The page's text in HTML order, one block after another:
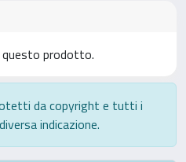
prodotto.
da copyright e tutti i
indicazione.